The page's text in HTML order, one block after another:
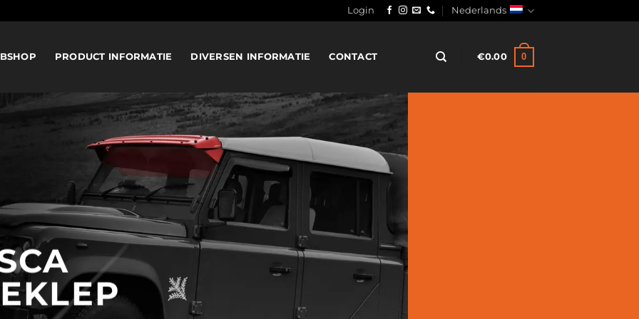
Login Nederlands
PRODUCT INFORMATIE DIVERSEN INFORMATIE CONTACT €0.00 0